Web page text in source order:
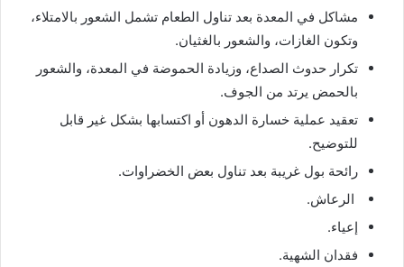
مشاكل في المعدة بعد تناول الطعام تشمل الشعور بالامتلاء،
وتكون الغازات، والشعور بالغثيان.
تكرار حدوث الصداع، وزيادة الحموضة في المعدة، والشعور
بالحمض يرتد من الجوف.
تعقيد عملية خسارة الدهون أو اكتسابها بشكل غير قابل
للتوضيح.
رائحة بول غريبة بعد تناول بعض الخضراوات.
الرعاش.
إعياء.
فقدان الشهية.